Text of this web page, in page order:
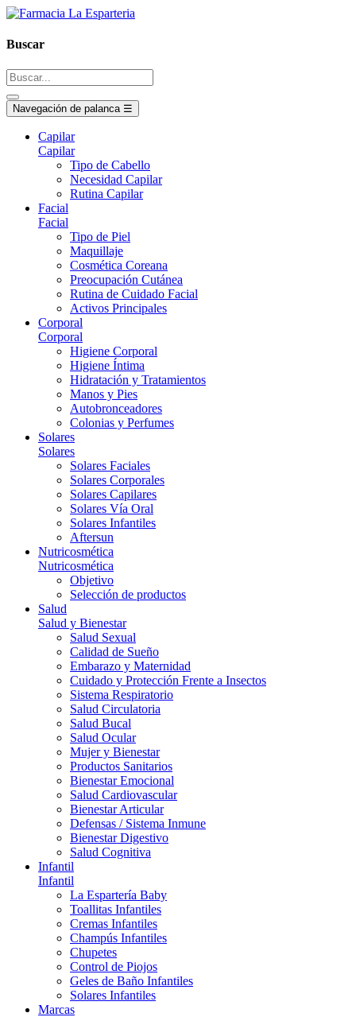
Buscar
Navegación de palanca ☰
Capilar
Capilar
Tipo de Cabello
Necesidad Capilar
Rutina Capilar
Facial
Facial
Tipo de Piel
Maquillaje
Cosmética Coreana
Preocupación Cutánea
Rutina de Cuidado Facial
Activos Principales
Corporal
Corporal
Higiene Corporal
Higiene Íntima
Hidratación y Tratamientos
Manos y Pies
Autobronceadores
Colonias y Perfumes
Solares
Solares
Solares Faciales
Solares Corporales
Solares Capilares
Solares Vía Oral
Solares Infantiles
Aftersun
Nutricosmética
Nutricosmética
Objetivo
Selección de productos
Salud
Salud y Bienestar
Salud Sexual
Calidad de Sueño
Embarazo y Maternidad
Cuidado y Protección Frente a Insectos
Sistema Respiratorio
Salud Circulatoria
Salud Bucal
Salud Ocular
Mujer y Bienestar
Productos Sanitarios
Bienestar Emocional
Salud Cardiovascular
Bienestar Articular
Defensas / Sistema Inmune
Bienestar Digestivo
Salud Cognitiva
Infantil
Infantil
La Espartería Baby
Toallitas Infantiles
Cremas Infantiles
Champús Infantiles
Chupetes
Control de Piojos
Geles de Baño Infantiles
Solares Infantiles
Marcas